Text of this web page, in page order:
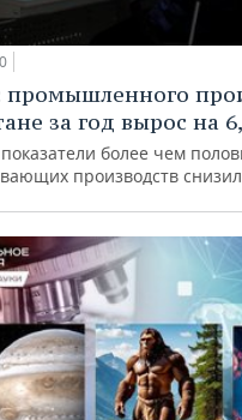
за год вырос на
более чем
производств